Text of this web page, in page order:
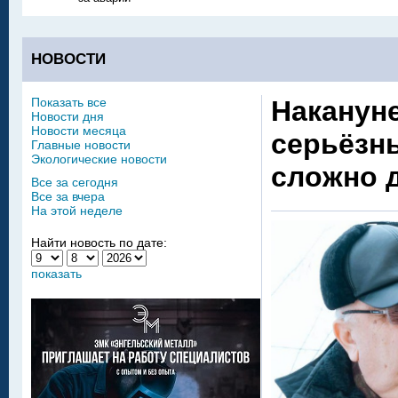
НОВОСТИ
сложно
Показать все
Новости дня
Новости месяца
Главные новости
Экологические новости
Все за сегодня
Все за вчера
На этой неделе
Найти новость по дате:
показать